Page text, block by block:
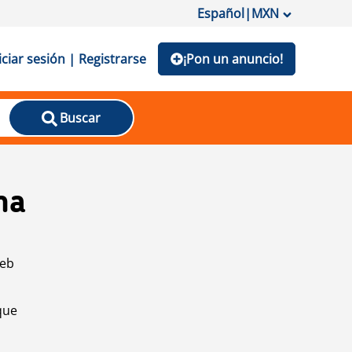
Español|MXN
sesión | Registrarse ¡Pon un anuncio!
Buscar